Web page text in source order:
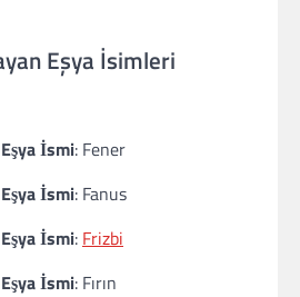
Eşya İsimleri
İsmi: Fener
İsmi: Fanus
İsmi: Frizbi
İsmi: Fırın